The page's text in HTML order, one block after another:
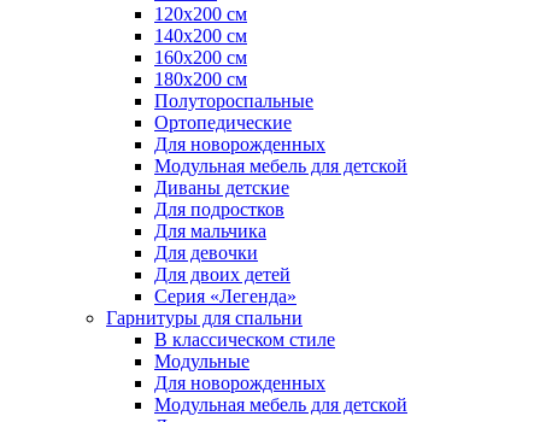
120х200 см
140х200 см
160х200 см
180х200 см
Полутороспальные
Ортопедические
Для новорожденных
Модульная мебель для детской
Диваны детские
Для подростков
Для мальчика
Для девочки
Для двоих детей
Серия «Легенда»
Гарнитуры для спальни
В классическом стиле
Модульные
Для новорожденных
Модульная мебель для детской